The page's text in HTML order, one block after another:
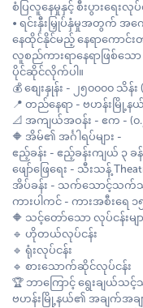
စံပြလူနေမှုနှင့် စီးပွားရေး
• ရင်းနှီးမြှုပ်နှံမှုအတွက် အ
နေထိုင်နိုင်မည့် နေရာကောင်
လူစည်ကားရာနေရာဖြစ်
ပိုင်ဆိုင်လိုက်ပါ။
💰 စျေးနှုန်း - ၂၅၀၀၀၀ သိန်
📍 တည်နေရာ - ဗဟန်းမြို့
📐 အကျယ်အဝန်း - ဧက - (၀.
🔶 အိမ်၏ အင်္ဂါရပ်များ -
ဧည့်ခန်း - ဧည့်ခန်းကျယ် ၃ ခန်း
ဖျော်ဖြေရေး - သီးသန့်
အိပ်ခန်း - သက်သောင့်သက်သာ
ကားပါကင် - ကားအစီးရေ
🔶 သင့်တော်သော လုပ်ငန်းမျာ
🔹 ဟိုတယ်လုပ်ငန်း
🔹 ရုံးလုပ်ငန်း
🔹 စားသောက်ဆိုင်လုပ်ငန်း
🏆 ဘာကြောင့် ရွေးချယ်သ
ဗဟန်းမြို့နယ်၏ အချက်အချ